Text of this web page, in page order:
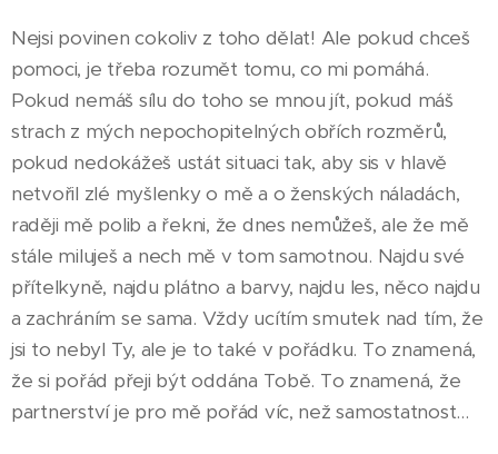
Nejsi povinen cokoliv z toho dělat! Ale pokud chceš
pomoci, je třeba rozumět tomu, co mi pomáhá.
Pokud nemáš sílu do toho se mnou jít, pokud máš
strach z mých nepochopitelných obřích rozměrů,
pokud nedokážeš ustát situaci tak, aby sis v hlavě
netvořil zlé myšlenky o mě a o ženských náladách,
raději mě polib a řekni, že dnes nemůžeš, ale že mě
stále miluješ a nech mě v tom samotnou. Najdu své
přítelkyně, najdu plátno a barvy, najdu les, něco najdu
a zachráním se sama. Vždy ucítím smutek nad tím, že
jsi to nebyl Ty, ale je to také v pořádku. To znamená,
že si pořád přeji být oddána Tobě. To znamená, že
partnerství je pro mě pořád víc, než samostatnost...